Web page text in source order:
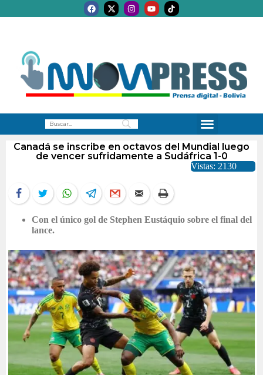
Canadá se inscribe en octavos del Mundial luego
de vencer sufridamente a Sudáfrica 1-0
Vistas: 2130
Con el único gol de Stephen Eustáquio sobre el final del
lance.